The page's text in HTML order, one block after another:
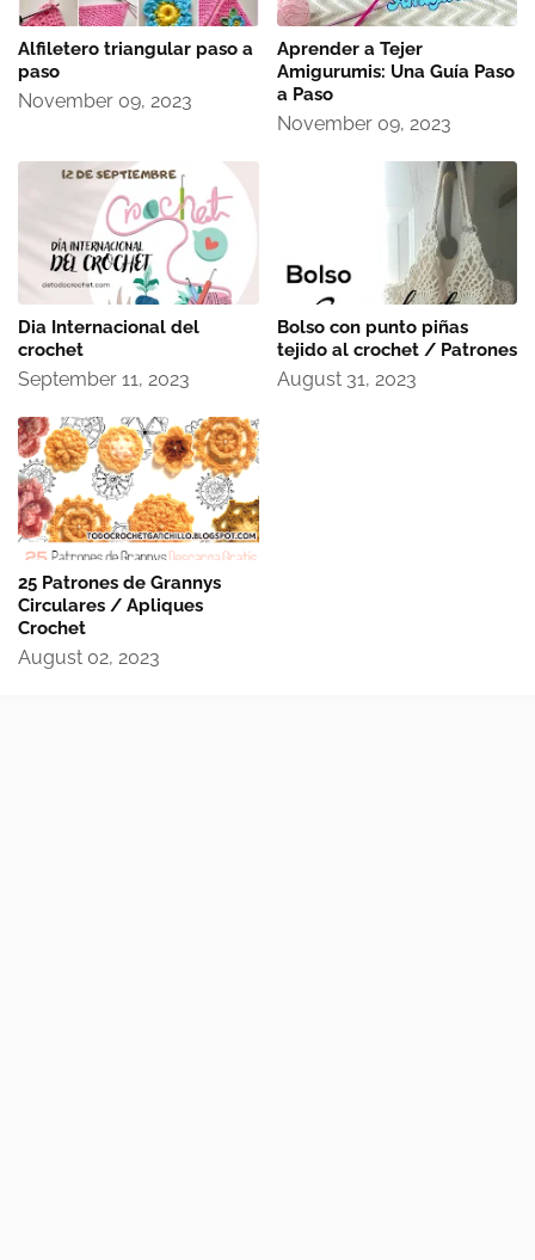
Alfiletero triangular paso a
paso
November 09, 2023
Aprender a Tejer
Amigurumis: Una Guía Paso
a Paso
November 09, 2023
Dia Internacional del
crochet
September 11, 2023
Bolso con punto piñas
tejido al crochet / Patrones
August 31, 2023
25 Patrones de Grannys
Circulares / Apliques
Crochet
August 02, 2023